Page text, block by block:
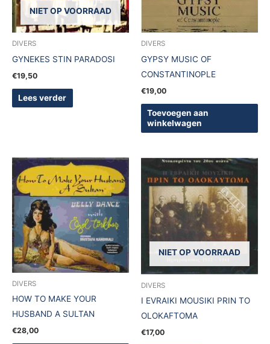
NIET OP VOORRAAD
DIVERS
GYNEKES STIN PARADOSI
€19,50
Lees verder
DIVERS
GYPSY MUSIC OF
CONSTANTINOPLE
€19,00
Toevoegen aan
winkelwagen
DIVERS
HOW TO MAKE YOUR
HUSBAND A SULTAN
€28,00
NIET OP VOORRAAD
DIVERS
I EVRAIKI MOUSIKI PRIN TO
OLOKAFTOMA
€17,00